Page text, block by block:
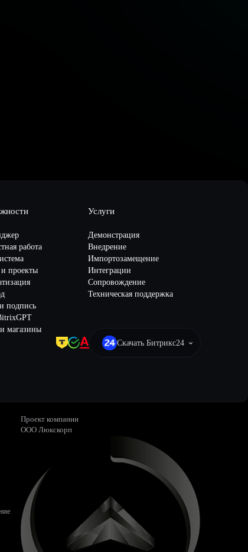
работа
и проекты
подпись
магазины
Услуги
Демонстрация
Внедрение
Импортозамещение
Интеграции
Сопровождение
Техническая поддержка
Скачать Битрикс24
Проект компании
ООО Люкскорп